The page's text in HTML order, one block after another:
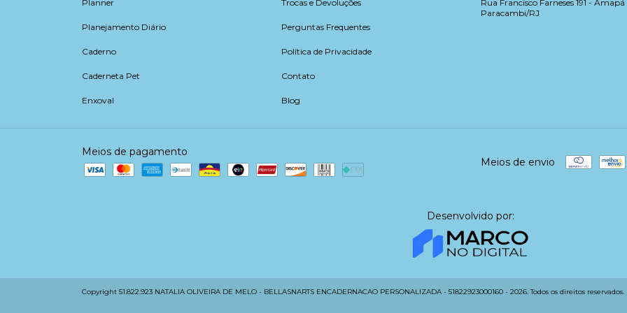
Planner
Planejamento Diário
Caderno
Caderneta Pet
Enxoval
Trocas e Devoluções
Perguntas Frequentes
Política de Privacidade
Contato
Blog
Rua Francisco Farneses 191 - Amapá
Paracambi/RJ
Meios de pagamento
Meios de envio
Desenvolvido por:
Copyright 51.822.923 NATALIA OLIVEIRA DE MELO - BELLASNARTS ENCADERNACAO PERSONALIZADA - 51822923000160 - 2026. Todos os direitos reservados.